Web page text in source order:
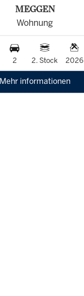
MEGGEN
Wohnung
2 2. Stock 2026
Mehr informationen